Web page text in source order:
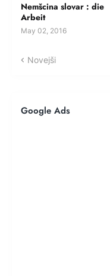
Nemšcina slovar : die
Arbeit
May 02, 2016
Novejši
Google Ads